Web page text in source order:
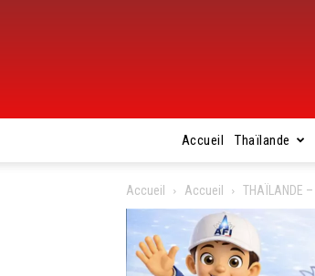
Accueil Thaïlande
Accueil Accueil THAÏLANDE